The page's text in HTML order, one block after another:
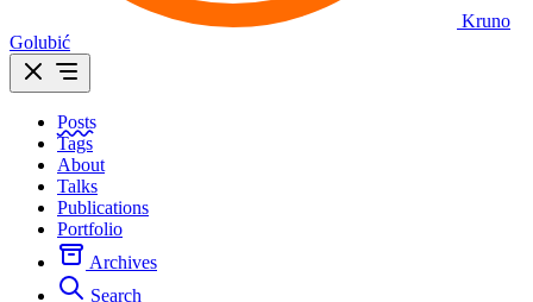
Kruno
Golubić
Posts
Tags
About
Talks
Publications
Portfolio
Archives
Search